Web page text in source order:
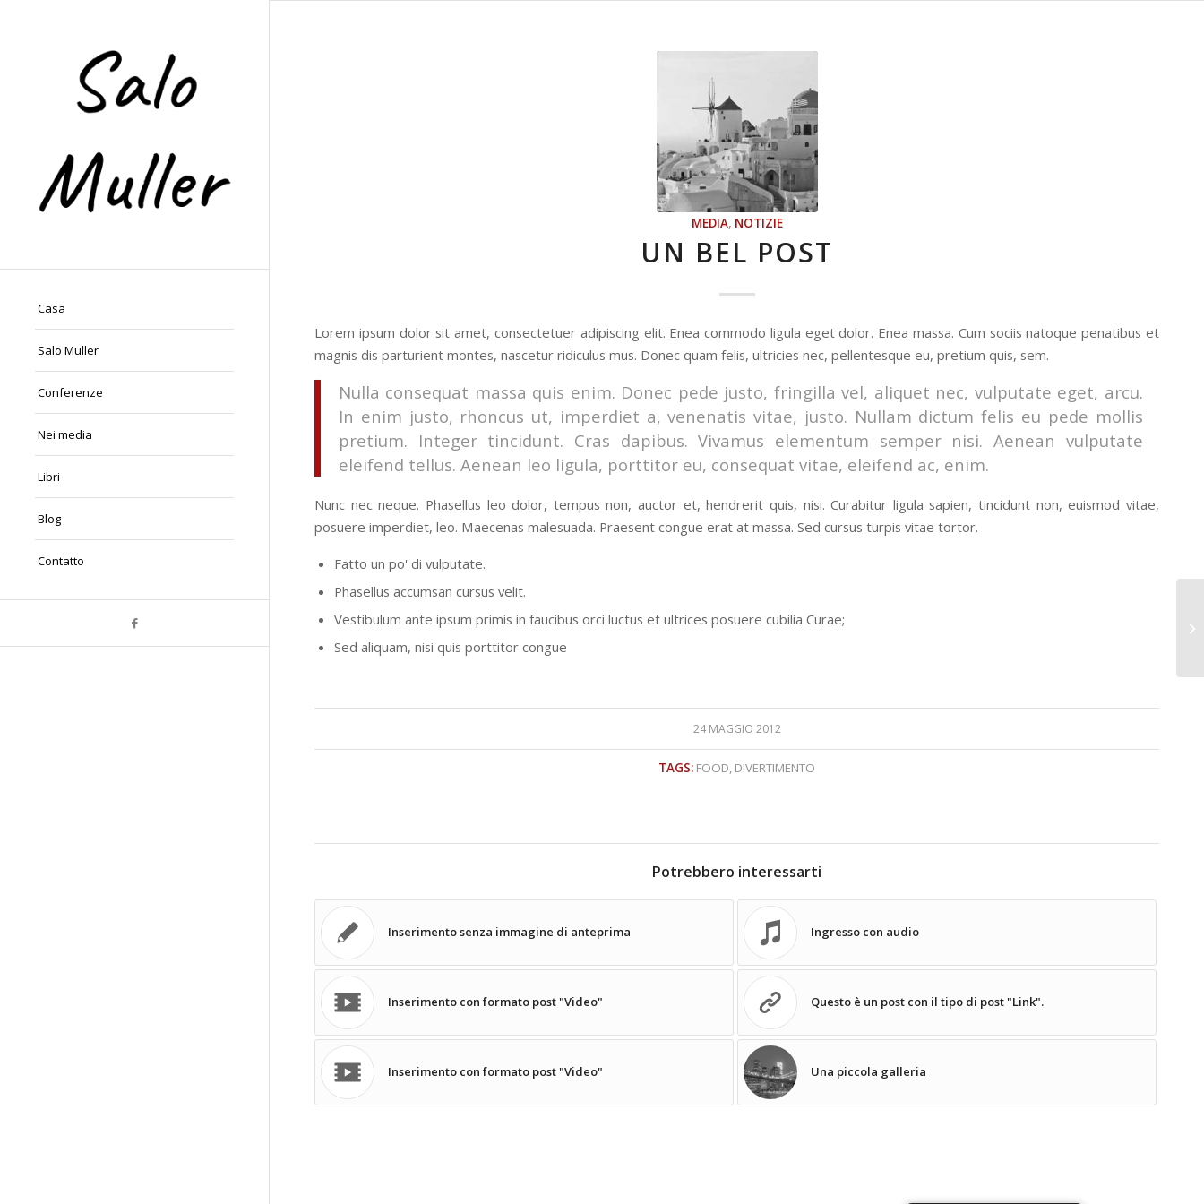
Casa
Salo Muller
Conferenze
Nei media
Libri
Blog
Contatto
MEDIA, NOTIZIE
UN BEL POST
Lorem ipsum dolor sit amet, consectetuer adipiscing elit. Enea commodo ligula eget dolor. Enea massa. Cum sociis natoque penatibus et
magnis dis parturient montes, nascetur ridiculus mus. Donec quam felis, ultricies nec, pellentesque eu, pretium quis, sem.
Nulla consequat massa quis enim. Donec pede justo, fringilla vel, aliquet nec, vulputate eget, arcu.
In enim justo, rhoncus ut, imperdiet a, venenatis vitae, justo. Nullam dictum felis eu pede mollis
pretium. Integer tincidunt. Cras dapibus. Vivamus elementum semper nisi. Aenean vulputate
eleifend tellus. Aenean leo ligula, porttitor eu, consequat vitae, eleifend ac, enim.
Nunc nec neque. Phasellus leo dolor, tempus non, auctor et, hendrerit quis, nisi. Curabitur ligula sapien, tincidunt non, euismod vitae,
posuere imperdiet, leo. Maecenas malesuada. Praesent congue erat at massa. Sed cursus turpis vitae tortor.
Fatto un po' di vulputate.
Phasellus accumsan cursus velit.
Vestibulum ante ipsum primis in faucibus orci luctus et ultrices posuere cubilia Curae;
Sed aliquam, nisi quis porttitor congue
24 MAGGIO 2012
TAGS: FOOD DIVERTIMENTO
Potrebbero interessarti
Inserimento senza immagine di anteprima Ingresso con audio
Inserimento con formato post "Video" Questo è un post con il tipo di post "Link".
Inserimento con formato post "Video" Una piccola galleria